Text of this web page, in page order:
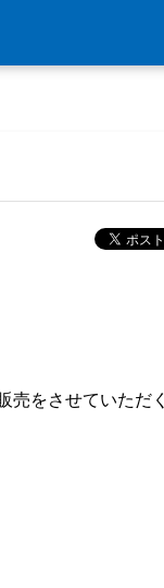
をさせていただく